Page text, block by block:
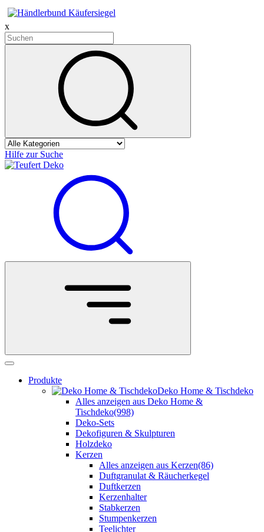
x
Hilfe zur Suche
Produkte
Deko Home & Tischdeko
Alles anzeigen aus Deko Home &
Tischdeko(998)
Deko-Sets
Dekofiguren & Skulpturen
Holzdeko
Kerzen
Alles anzeigen aus Kerzen(86)
Duftgranulat & Räucherkegel
Duftkerzen
Kerzenhalter
Stabkerzen
Stumpenkerzen
Teelichter